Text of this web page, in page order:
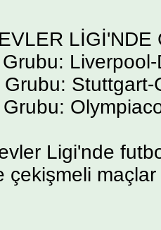
LİGİ'NDE
Grubu:
Grubu:
Ligi'nde
çekişmeli